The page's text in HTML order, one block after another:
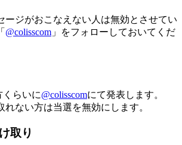
ジがおこなえない人は無効とさせてい
@colisscom 」をフォローしておいてくだ
くらいに@colisscomにて発表します。
ない方は当選を無効にします。
取り